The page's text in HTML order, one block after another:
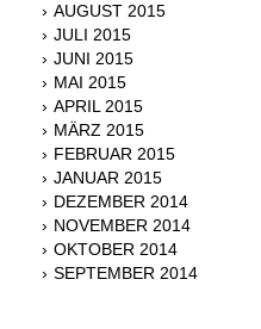
AUGUST 2015
JULI 2015
JUNI 2015
MAI 2015
APRIL 2015
MÄRZ 2015
FEBRUAR 2015
JANUAR 2015
DEZEMBER 2014
NOVEMBER 2014
OKTOBER 2014
SEPTEMBER 2014